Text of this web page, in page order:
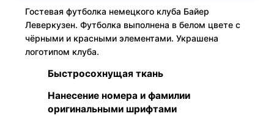
Гостевая футболка немецкого клуба Байер
Леверкузен. Футболка выполнена в белом цвете с
чёрными и красными элементами. Украшена
логотипом клуба.
Быстросохнущая ткань
Нанесение номера и фамилии
оригинальными шрифтами